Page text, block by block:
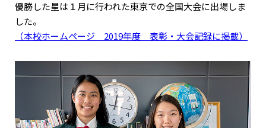
優勝した星は１月に行われた東京での全国大会に出場しま
した。
（本校ホームページ 2019年度 表彰・大会記録に掲載）